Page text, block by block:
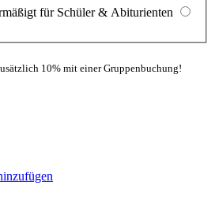
für Schüler & Abiturienten
10% mit einer Gruppenbuchung!